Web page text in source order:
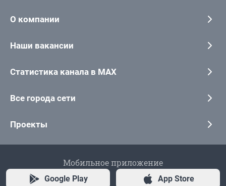
О компании
Наши вакансии
Статистика канала в MAX
Все города сети
Проекты
Мобильное приложение
Google Play App Store